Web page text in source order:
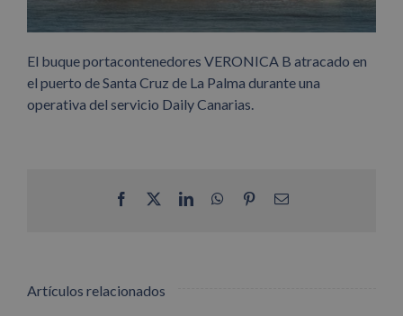
El buque portacontenedores VERONICA B atracado en
el puerto de Santa Cruz de La Palma durante una
operativa del servicio Daily Canarias.
Facebook LinkedInWhatsApp
PinterestCorreo
Artículos relacionados